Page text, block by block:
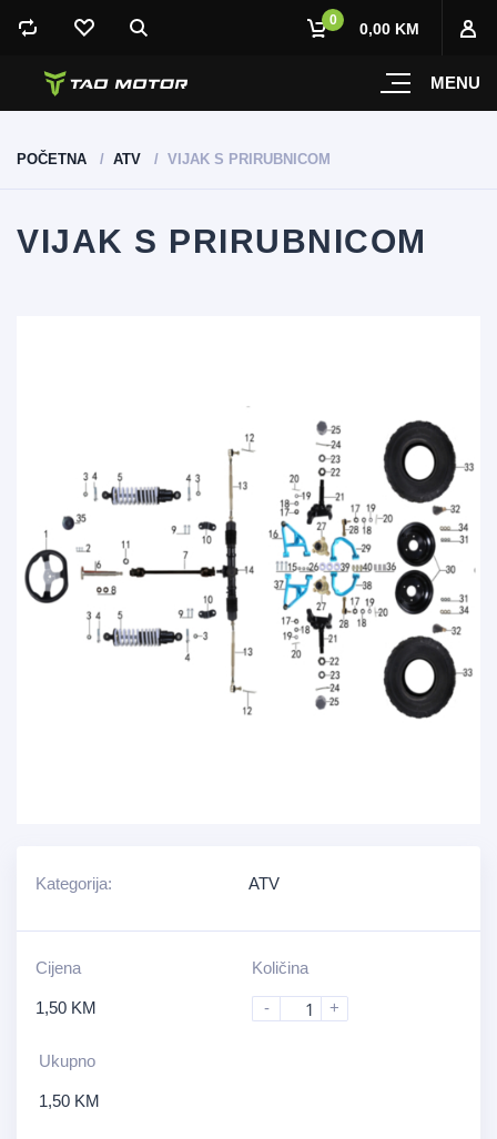
MENU
0 0,00 KM
POČETNA ATV VIJAK S PRIRUBNICOM
VIJAK S PRIRUBNICOM
Kategorija: ATV
Cijena
1,50 KM
Količina
- +
Ukupno
1,50 KM